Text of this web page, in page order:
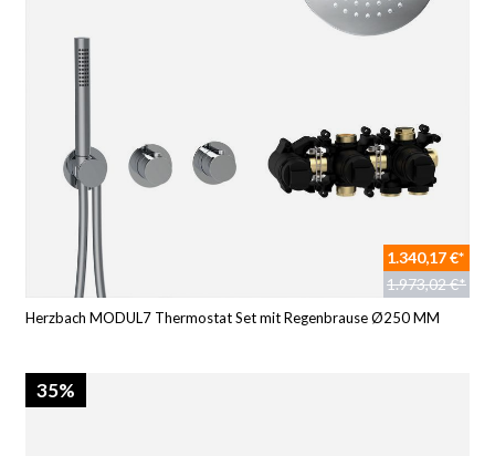
1.340,17 €*
1.973,02 €*
Herzbach MODUL7 Thermostat Set mit Regenbrause Ø250 MM
35%